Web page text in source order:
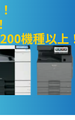
200機種以上